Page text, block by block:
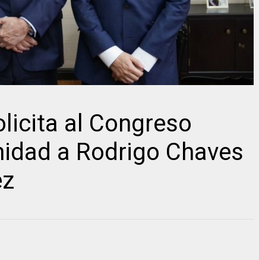
al Congreso
a Rodrigo Chaves